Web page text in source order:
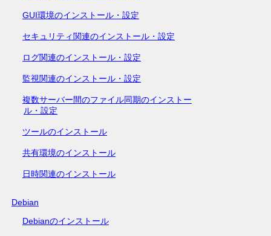
GUI環境のインストール・設定
セキュリティ関連のインストール・設定
ログ関連のインストール・設定
監視関連のインストール・設定
複数サーバー間のファイル同期のインストー
ル・設定
ツールのインストール
共有環境のインストール
日時関連のインストール
Debian
Debianのインストール